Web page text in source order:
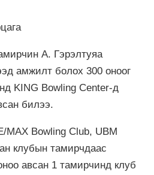
А. Гэрэлтуяа
амжилт болох 300 оноог
KING Bowling Center-д
билээ.
MAX Bowling Club, UBM
клубын тамирчдаас
авсан 1 тамирчинд клуб